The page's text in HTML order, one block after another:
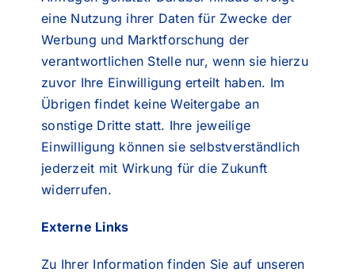
eine Nutzung ihrer Daten für Zwecke der
Werbung und Marktforschung der
verantwortlichen Stelle nur, wenn sie hierzu
zuvor Ihre Einwilligung erteilt haben. Im
Übrigen findet keine Weitergabe an
sonstige Dritte statt. Ihre jeweilige
Einwilligung können sie selbstverständlich
jederzeit mit Wirkung für die Zukunft
widerrufen.
Externe Links
Zu Ihrer Information finden Sie auf unseren